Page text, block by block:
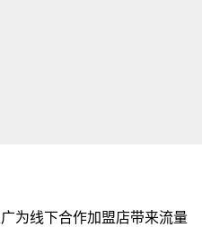
为线下合作加盟店带来流量